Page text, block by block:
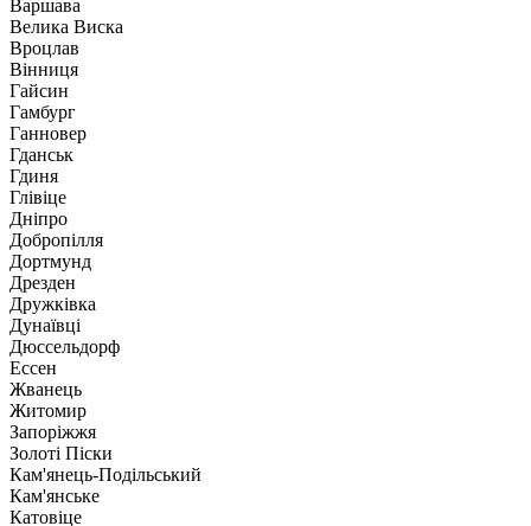
Варшава
Велика Виска
Вроцлав
Вінниця
Гайсин
Гамбург
Ганновер
Гданськ
Гдиня
Глівіце
Дніпро
Добропілля
Дортмунд
Дрезден
Дружківка
Дунаївці
Дюссельдорф
Ессен
Жванець
Житомир
Запоріжжя
Золоті Піски
Кам'янець-Подільський
Кам'янське
Катовіце